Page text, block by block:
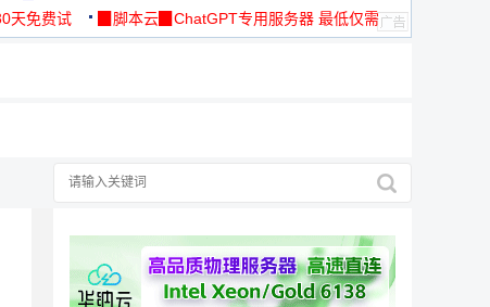
天免费试
▉脚本云▉ChatGPT专用服务器 最低仅需